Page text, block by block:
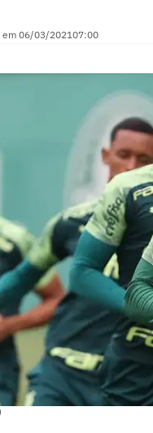
em06/03/202107:00